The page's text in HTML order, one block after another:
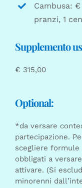
Cambusa:
pranzi, 1
Supplemento
€ 315,00
Optional:
*da versare
partecipazione.
scegliere
obbligati a
attivare. (Si
minorenni